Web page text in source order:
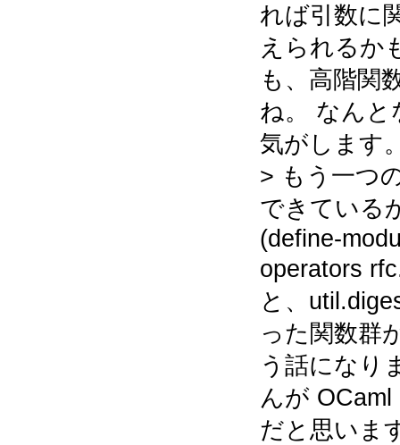
れば引数に
えられるか
も、高階関
ね。 なんと
気がします
> もう一つ
できている
(define-
operators
と、
った関数群
う話になり
んが
だと思いま